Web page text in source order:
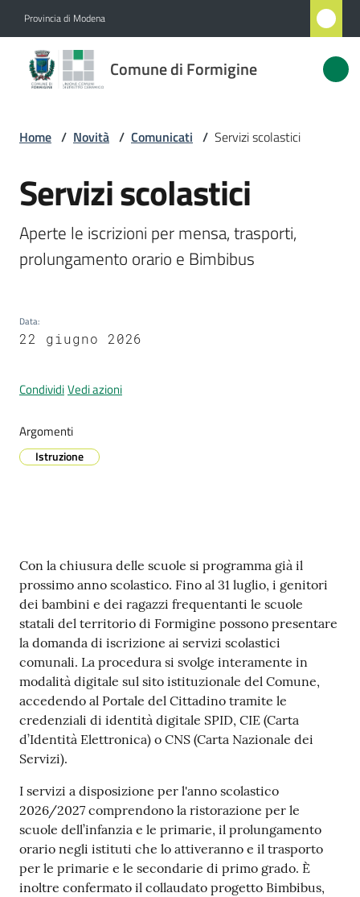
Provincia di Modena
Comune di Formigine
Comune
di
Menu selezionato
Servizi
Formigine
Prenotazione
appuntamenti
r
t
a
M
e
t
e
o
Tutti
gli
argomenti...
Seguici
su
Home / Novità / Comunicati / Servizi scolastici
Salta al contenuto
Servizi scolastici
Aperte le iscrizioni per mensa, trasporti,
prolungamento orario e Bimbibus
Data:
22 giugno 2026
CondividiVedi azioni
Argomenti
Istruzione
Contenuto
Con la chiusura delle scuole si programma già il
prossimo anno scolastico. Fino al 31 luglio, i genitori
dei bambini e dei ragazzi frequentanti le scuole
statali del territorio di Formigine possono presentare
la domanda di iscrizione ai servizi scolastici
comunali. La procedura si svolge interamente in
modalità digitale sul sito istituzionale del Comune,
accedendo al Portale del Cittadino tramite le
credenziali di identità digitale SPID, CIE (Carta
d’Identità Elettronica) o CNS (Carta Nazionale dei
Servizi).
I servizi a disposizione per l'anno scolastico
2026/2027 comprendono la ristorazione per le
scuole dell’infanzia e le primarie, il prolungamento
orario negli istituti che lo attiveranno e il trasporto
per le primarie e le secondarie di primo grado. È
inoltre confermato il collaudato progetto Bimbibus,